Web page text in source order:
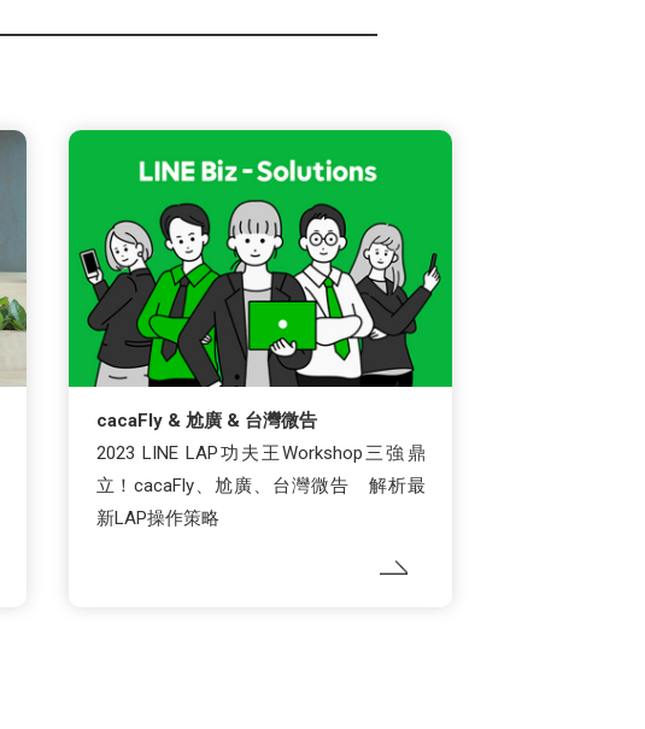
cacaFly & 尬廣 & 台灣微告
2023 LINE LAP功夫王Workshop三強鼎
立！cacaFly、尬廣、台灣微告 解析最
新LAP操作策略